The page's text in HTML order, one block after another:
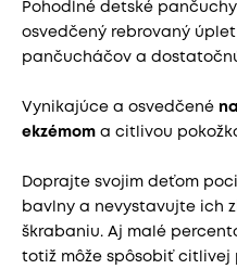
Pohodlné detské pančuchy
osvedčený rebrovaný
pančucháčov a
Vynikajúce a osvedčené
ekzémom a citlivou
Doprajte svojim deťom
bavlny a nevystavujte ich
škrabaniu. Aj malé
totiž môže spôsobiť citlivej